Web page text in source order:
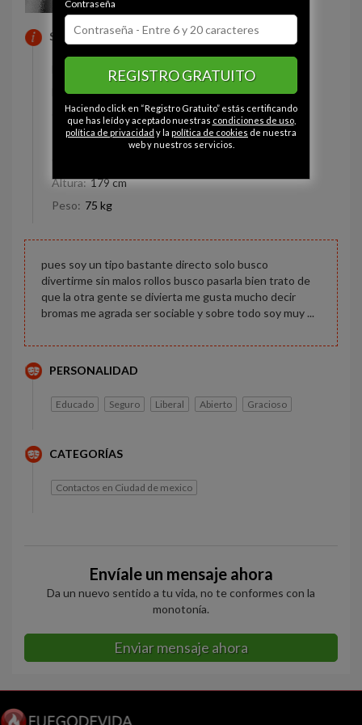
SOBRE MI
Estado civil: Soltero
Fumador/a: Sí
Ojos: Avellana
Pelo: Moreno
Altura: 179 cm
Peso: 75 kg
pues soy un tipo bastante directo solo busco
divertirme sin malos rollos busco pasarla bien trato de
que la otra gente se divierta me gusta mucho decir
bromas me agrada ser sociable y sobre todo soy muy ...
PERSONALIDAD
Educado Seguro Liberal Abierto Gracioso
CATEGORÍAS
Contactos en Ciudad de mexico
Envíale un mensaje ahora
Da un nuevo sentido a tu vida, no te conformes con la
monotonía.
Enviar mensaje ahora
Contraseña
REGISTRO GRATUITO
Haciendo click en “Registro Gratuito” estás certificando
que has leído y aceptado nuestras condiciones de uso,
política de privacidad y la política de cookies de nuestra
web y nuestros servicios.